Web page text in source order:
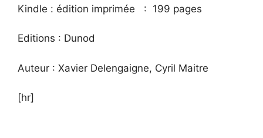
Kindle : édition imprimée ‏ : ‎ 199 pages
Editions : Dunod
Auteur : Xavier Delengaigne, Cyril Maitre
[hr]